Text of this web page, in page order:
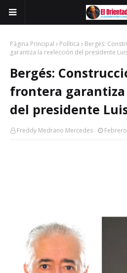
Página Principal Política
Bergés:
garantiza la reelección del presidente
Bergés:
frontera
del presidente
Freddy Medrano Mercedes